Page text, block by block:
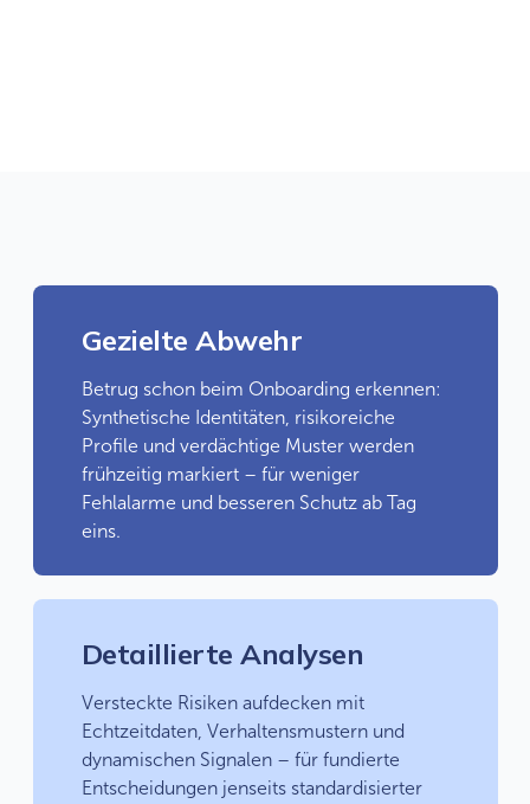
Gezielte Abwehr
Betrug schon beim Onboarding erkennen:
Synthetische Identitäten, risikoreiche
Profile und verdächtige Muster werden
frühzeitig markiert – für weniger
Fehlalarme und besseren Schutz ab Tag
eins.
Detaillierte Analysen
Versteckte Risiken aufdecken mit
Echtzeitdaten, Verhaltensmustern und
dynamischen Signalen – für fundierte
Entscheidungen jenseits standardisierter